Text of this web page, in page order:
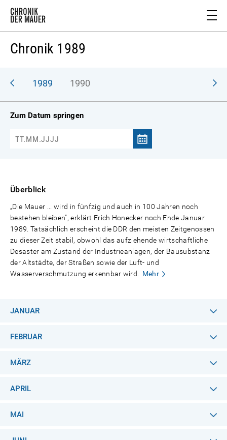
Chronik 1989
1989 1990
Zum Datum springen
Überblick
„Die Mauer ... wird in fünfzig und auch in 100 Jahren noch
bestehen bleiben", erklärt Erich Honecker noch Ende Januar
1989. Tatsächlich erscheint die DDR den meisten Zeitgenossen
zu dieser Zeit stabil, obwohl das aufziehende wirtschaftliche
Desaster am Zustand der Industrieanlagen, der Bausubstanz
der Altstädte, der Straßen sowie der Luft- und
Wasserverschmutzung erkennbar wird.
Mehr
JANUAR
FEBRUAR
MÄRZ
APRIL
MAI